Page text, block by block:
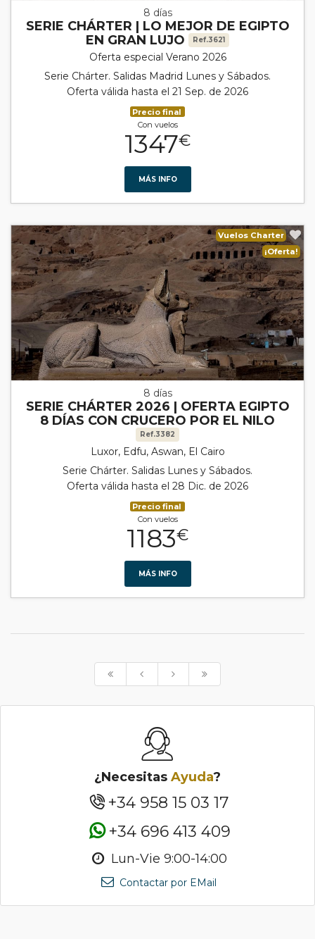
8 días
SERIE CHÁRTER | LO MEJOR DE EGIPTO
EN GRAN LUJO
Ref.3621
Oferta especial Verano 2026
Serie Chárter. Salidas Madrid Lunes y Sábados.
Oferta válida hasta el 21 Sep. de 2026
Precio final
Con vuelos
1347€
MÁS INFO
Vuelos Charter
¡Oferta!
8 días
SERIE CHÁRTER 2026 | OFERTA EGIPTO
8 DÍAS CON CRUCERO POR EL NILO
Ref.3382
Luxor, Edfu, Aswan, El Cairo
Serie Chárter. Salidas Lunes y Sábados.
Oferta válida hasta el 28 Dic. de 2026
Precio final
Con vuelos
1183€
MÁS INFO
¿Necesitas Ayuda?
+34 958 15 03 17
+34 696 413 409
Lun-Vie 9:00-14:00
Contactar por EMail